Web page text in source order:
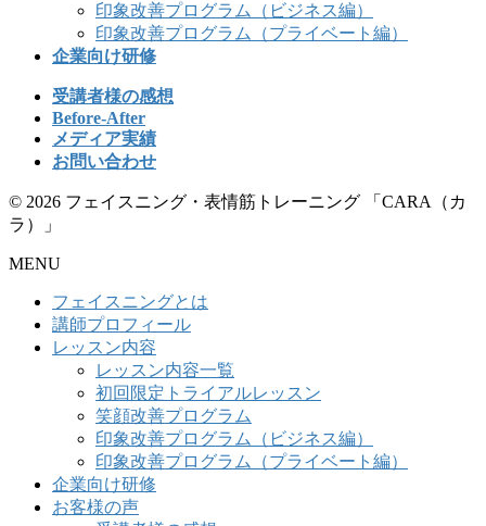
印象改善プログラム（ビジネス編）
印象改善プログラム（プライベート編）
企業向け研修
受講者様の感想
Before-After
メディア実績
お問い合わせ
© 2026 フェイスニング・表情筋トレーニング 「CARA（カ
ラ）」
MENU
フェイスニングとは
講師プロフィール
レッスン内容
レッスン内容一覧
初回限定トライアルレッスン
笑顔改善プログラム
印象改善プログラム（ビジネス編）
印象改善プログラム（プライベート編）
企業向け研修
お客様の声